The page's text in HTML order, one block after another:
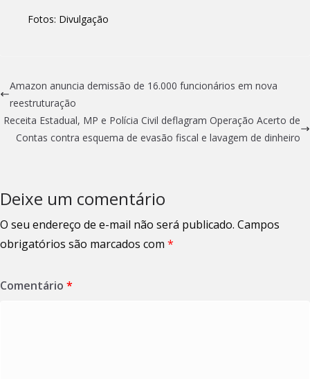
Fotos: Divulgação
Amazon anuncia demissão de 16.000 funcionários em nova
reestruturação
Receita Estadual, MP e Polícia Civil deflagram Operação Acerto de
Contas contra esquema de evasão fiscal e lavagem de dinheiro
Deixe um comentário
O seu endereço de e-mail não será publicado. Campos
obrigatórios são marcados com *
Comentário *